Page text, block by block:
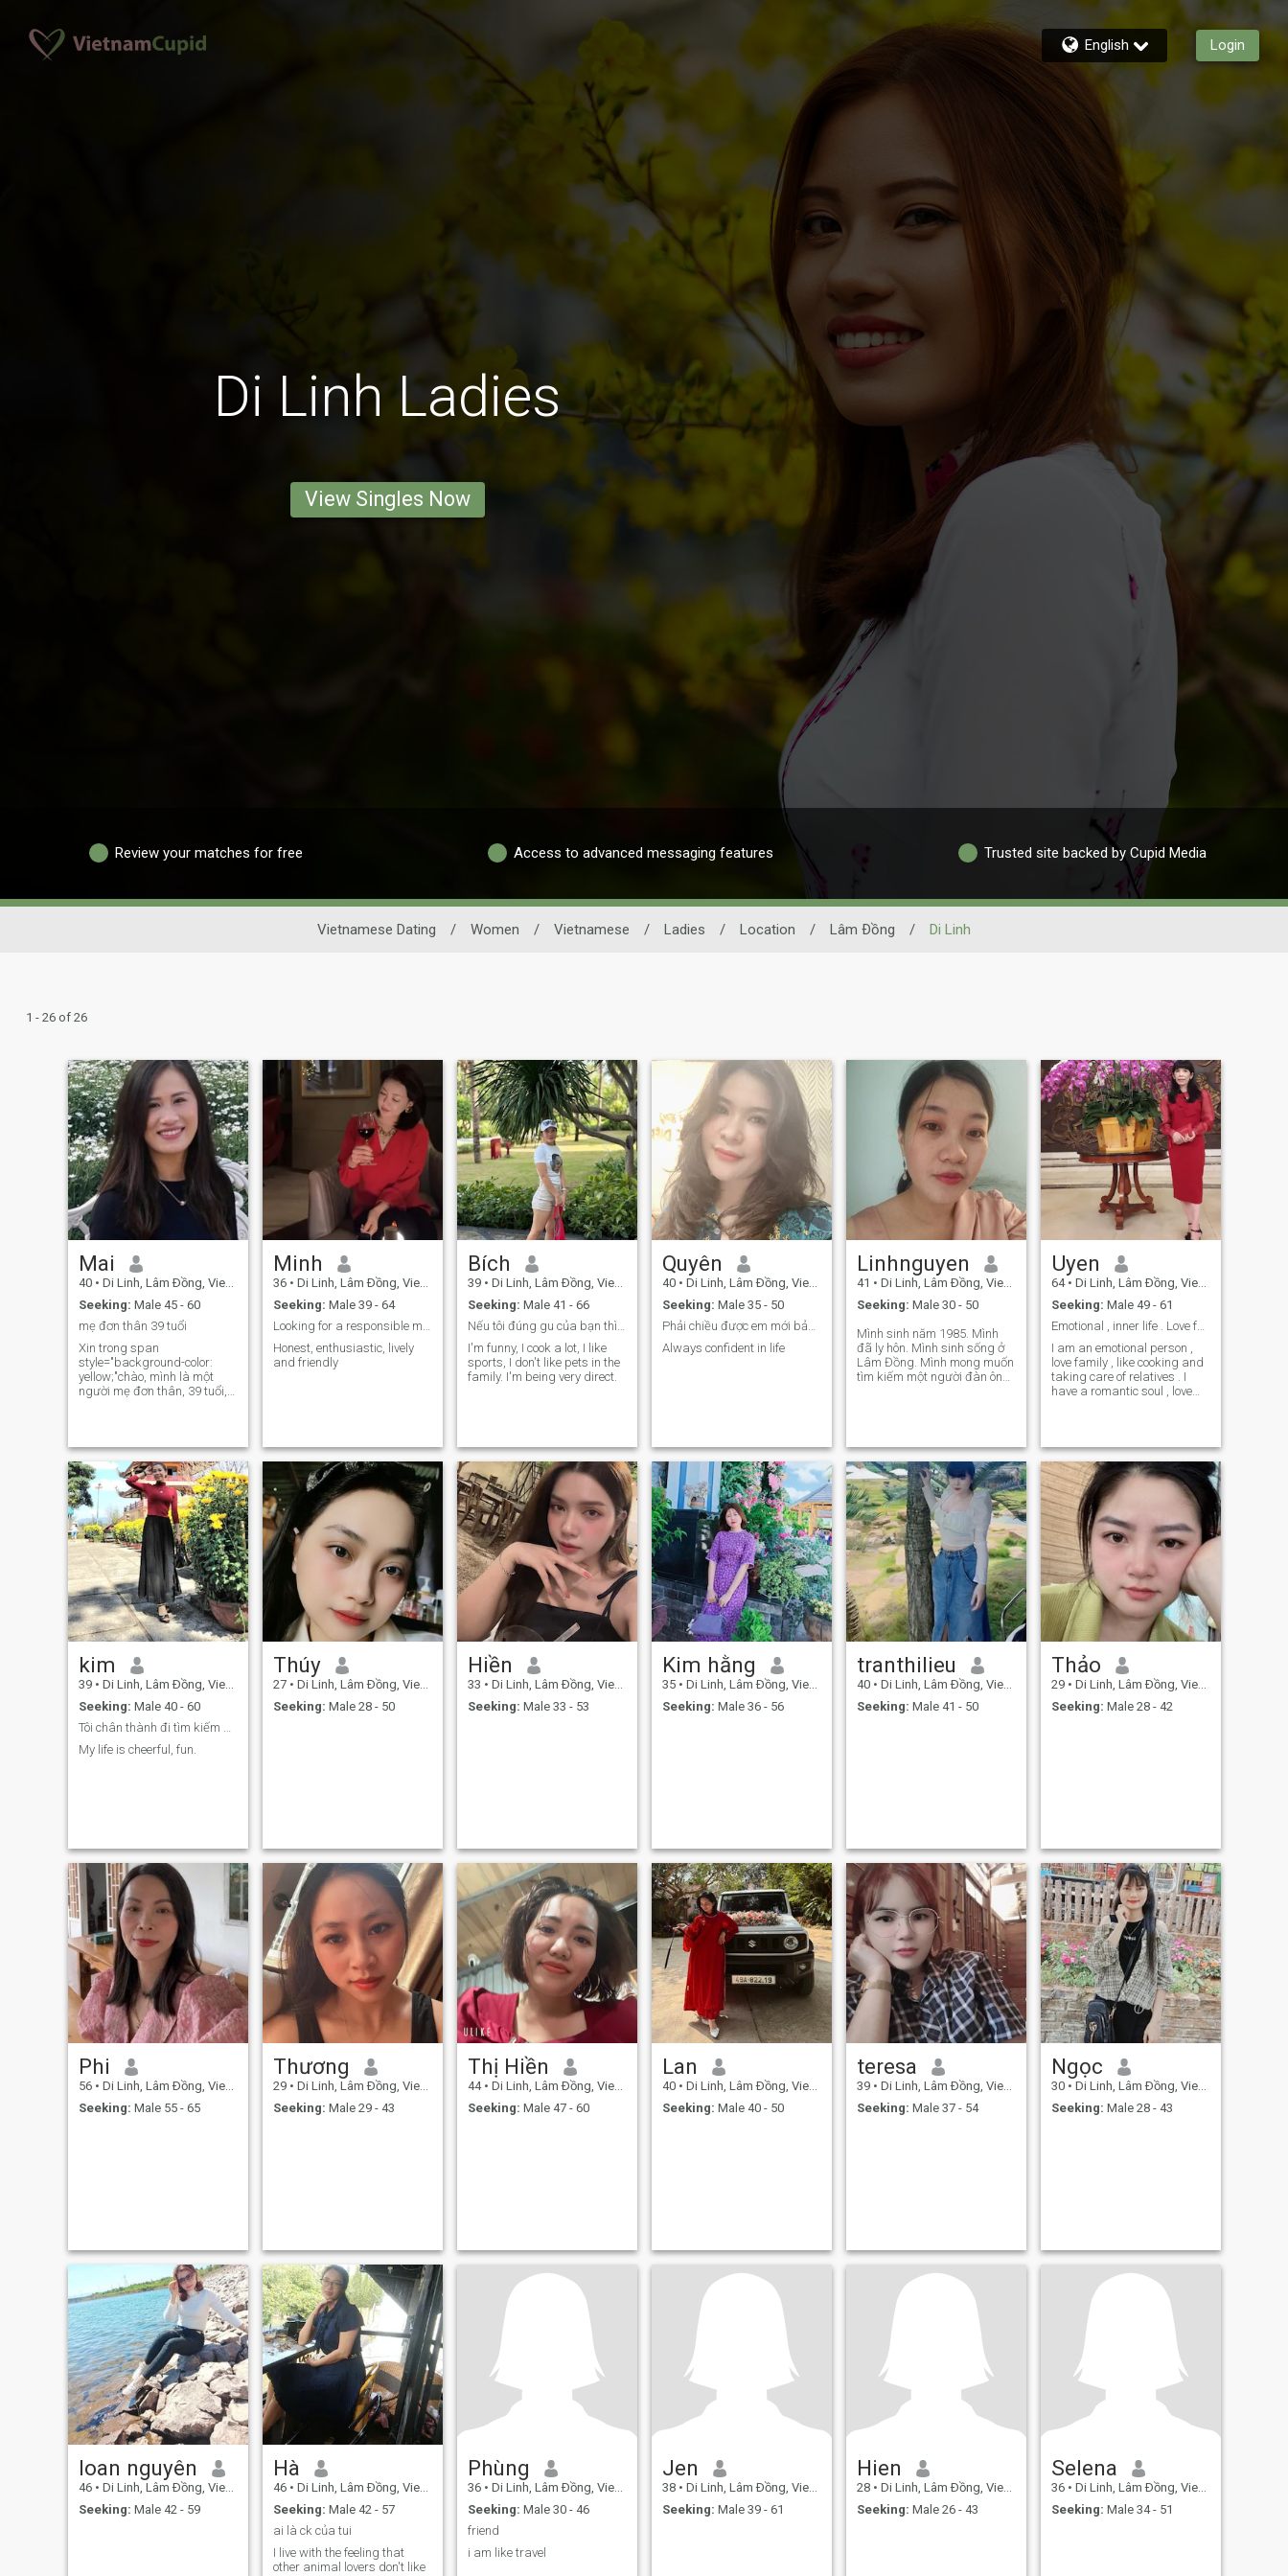
English Login
Di Linh Ladies
View Singles Now
Review your matches for free Access to advanced messaging features Trusted site backed by Cupid Media
Vietnamese Dating / Women / Vietnamese / Ladies / Location / Lâm Ðồng / Di Linh
1 - 26 of 26
Mai
40 • Di Linh, Lâm Ðồng, Vietnam
Seeking: Male 45 - 60
mẹ đơn thân 39 tuổi
Xin trong span
style="background-color:
yellow;"chào, mình là một
người mẹ đơn thân, 39 tuổi,
chân thành. Công việc và con
cái là hai ưu tiên lớn nhất của
mình, nhưng mình cũng luôn
dành thời gian để chăm sóc
bản thân và tìm kiếm niềm
vui trong cuộc sống. Mình
yêu thích những buổi dạo
chơi ngoài trời, khám phá
những điều mới, đọc sách và
tận hưởng không gian yên
bình bên tách cà phê vào
buổi sáng. Bạn bè miêu tả
mình là người biết lắng nghe,
quan tâm đến người khác và
Minh
36 • Di Linh, Lâm Ðồng, Vietnam
Seeking: Male 39 - 64
Looking for a responsible man.
Honest, enthusiastic, lively
and friendly
Bích
39 • Di Linh, Lâm Ðồng, Vietnam
Seeking: Male 41 - 66
Nếu tôi đúng gu của bạn thì hãy nhắn tin cho tôi
I'm funny, I cook a lot, I like
sports, I don't like pets in the
family. I'm being very direct.
Quyên
40 • Di Linh, Lâm Ðồng, Vietnam
Seeking: Male 35 - 50
Phải chiều được em mới bảo được em
Always confident in life
Linhnguyen
41 • Di Linh, Lâm Ðồng, Vietnam
Seeking: Male 30 - 50
Mình sinh năm 1985. Mình
đã ly hôn. Mình sinh sống ở
Lâm Đồng. Mình mong muốn
tìm kiếm một người đàn ông
Uyen
64 • Di Linh, Lâm Ðồng, Vietnam
Seeking: Male 49 - 61
Emotional , inner life . Love family .​​ Tìm
I am an emotional person ,
love family , like cooking and
taking care of relatives . I
have a romantic soul , love
four six one .​​
kim
39 • Di Linh, Lâm Ðồng, Vietnam
Seeking: Male 40 - 60
Tôi chân thành đi tìm kiếm người chân thành
My life is cheerful, fun.
Thúy
27 • Di Linh, Lâm Ðồng, Vietnam
Seeking: Male 28 - 50
Hiền
33 • Di Linh, Lâm Ðồng, Vietnam
Seeking: Male 33 - 53
Kim hằng
35 • Di Linh, Lâm Ðồng, Vietnam
Seeking: Male 36 - 56
tranthilieu
40 • Di Linh, Lâm Ðồng, Vietnam
Seeking: Male 41 - 50
Thảo
29 • Di Linh, Lâm Ðồng, Vietnam
Seeking: Male 28 - 42
Phi
56 • Di Linh, Lâm Ðồng, Vietnam
Seeking: Male 55 - 65
Thương
29 • Di Linh, Lâm Ðồng, Vietnam
Seeking: Male 29 - 43
Thị Hiền
44 • Di Linh, Lâm Ðồng, Vietnam
Seeking: Male 47 - 60
Lan
40 • Di Linh, Lâm Ðồng, Vietnam
Seeking: Male 40 - 50
teresa
39 • Di Linh, Lâm Ðồng, Vietnam
Seeking: Male 37 - 54
Ngọc
30 • Di Linh, Lâm Ðồng, Vietnam
Seeking: Male 28 - 43
loan nguyên
46 • Di Linh, Lâm Ðồng, Vietnam
Seeking: Male 42 - 59
Hà
46 • Di Linh, Lâm Ðồng, Vietnam
Seeking: Male 42 - 57
ai là ck của tui
I live with the feeling that
other animal lovers don't like
Phùng
36 • Di Linh, Lâm Ðồng, Vietnam
Seeking: Male 30 - 46
friend
i am like travel
Jen
38 • Di Linh, Lâm Ðồng, Vietnam
Seeking: Male 39 - 61
Hien
28 • Di Linh, Lâm Ðồng, Vietnam
Seeking: Male 26 - 43
Selena
36 • Di Linh, Lâm Ðồng, Vietnam
Seeking: Male 34 - 51